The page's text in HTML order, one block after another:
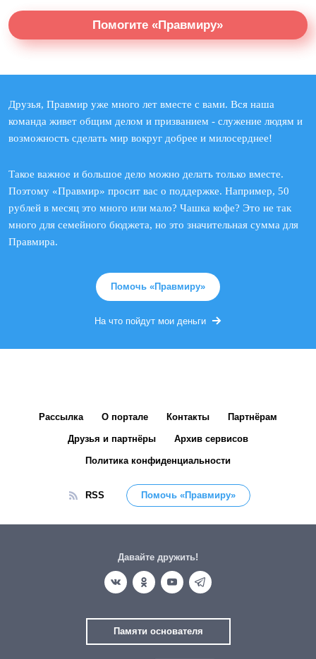
Помогите «Правмиру»
Друзья, Правмир уже много лет вместе с вами. Вся наша
команда живет общим делом и призванием - служение людям и
возможность сделать мир вокруг добрее и милосерднее!
Такое важное и большое дело можно делать только вместе.
Поэтому «Правмир» просит вас о поддержке. Например, 50
рублей в месяц это много или мало? Чашка кофе? Это не так
много для семейного бюджета, но это значительная сумма для
Правмира.
Помочь «Правмиру»
На что пойдут мои деньги
Рассылка О портале Контакты Партнёрам
Друзья и партнёры Архив сервисов
Политика конфиденциальности
RSS Помочь «Правмиру»
Давайте дружить!
Памяти основателя